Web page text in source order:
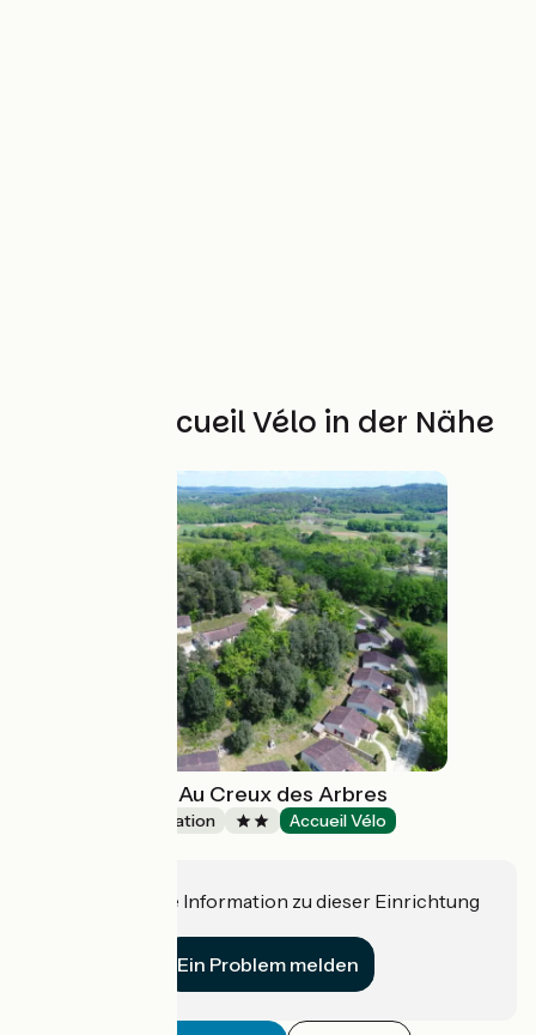
Weitere Accueil Vélo in der Nähe
Village de gîtes Au Creux des Arbres
Group accommodation Accueil Vélo
Haben Sie eine Information zu dieser Einrichtung
Ein Problem melden